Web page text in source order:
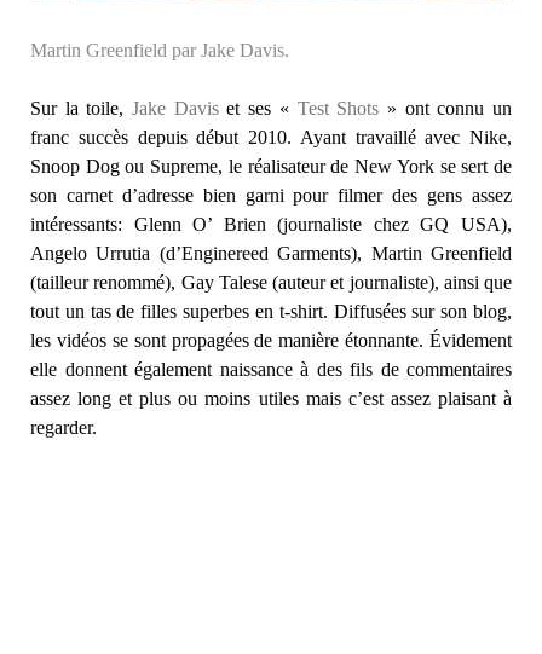
Martin Greenfield par Jake Davis.
Sur la toile, Jake Daviset ses « Test Shots » ont connu un
franc succès depuis début 2010. Ayant travaillé avec Nike,
Snoop Dog ou Supreme, le réalisateur de New York se sert de
son carnet d’adresse bien garni pour filmer des gens assez
intéressants: Glenn O’ Brien (journaliste chez GQ USA),
Angelo Urrutia (d’Enginereed Garments), Martin Greenfield
(tailleur renommé), Gay Talese (auteur et journaliste), ainsi que
tout un tas de filles superbes en t-shirt. Diffusées sur son blog,
les vidéos se sont propagées de manière étonnante. Évidement
elle donnent également naissance à des fils de commentaires
assez long et plus ou moins utiles mais c’est assez plaisant à
regarder.